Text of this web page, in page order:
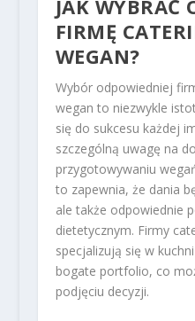
JAK WYBRAĆ
FIRMĘ
WEGAN?
Wybór odpowiedniej
wegan to niezwykle
się do sukcesu każdej
szczególną uwagę na
przygotowywaniu
to zapewnia, że dania
ale także odpowiednie
dietetycznym. Firmy
specjalizują się w
bogate portfolio, co
podjęciu decyzji.